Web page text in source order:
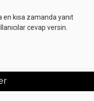
en kısa zamanda yanıt
cevap versin.